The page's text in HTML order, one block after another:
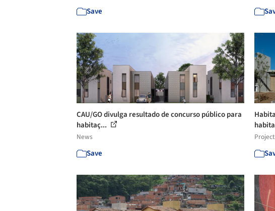
Save
CAU/GO divulga resultado de concurso público para
habitaç...
News
Save